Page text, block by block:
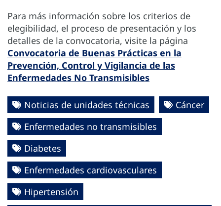
Para más información sobre los criterios de
elegibilidad, el proceso de presentación y los
detalles de la convocatoria, visite la página
Convocatoria de Buenas Prácticas en la
Prevención, Control y Vigilancia de las
Enfermedades No Transmisibles
Noticias de unidades técnicas
Cáncer
Enfermedades no transmisibles
Diabetes
Enfermedades cardiovasculares
Hipertensión